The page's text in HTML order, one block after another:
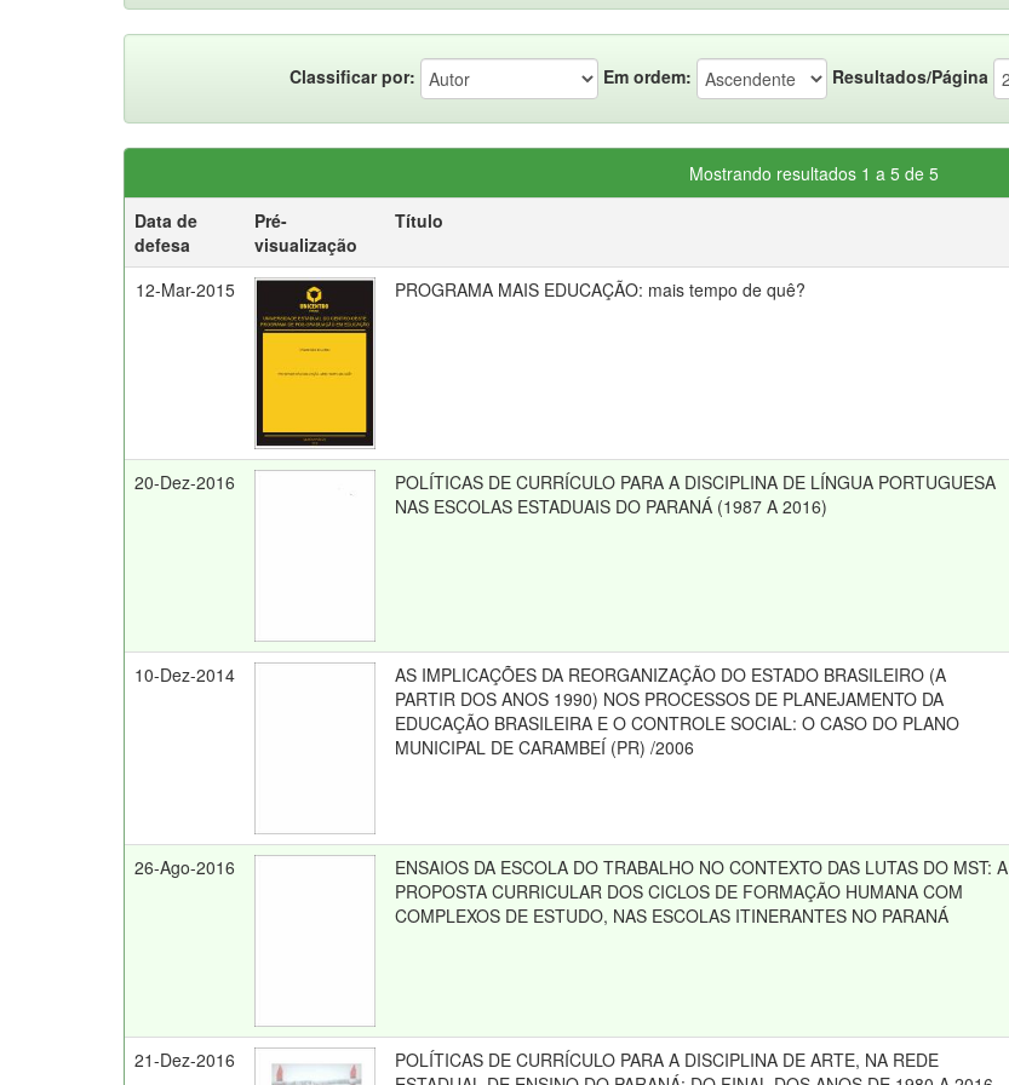
Classificar por: Em ordem: Resultados/Página
Mostrando resultados 1 a 5 de 5
Data de
defesa
Pré-
visualização
Título
12-Mar-2015
PROGRAMA MAIS EDUCAÇÃO: mais tempo de quê?
20-Dez-2016
POLÍTICAS DE CURRÍCULO PARA A DISCIPLINA DE LÍNGUA PORTUGUESA
NAS ESCOLAS ESTADUAIS DO PARANÁ (1987 A 2016)
10-Dez-2014
AS IMPLICAÇÕES DA REORGANIZAÇÃO DO ESTADO BRASILEIRO (A
PARTIR DOS ANOS 1990) NOS PROCESSOS DE PLANEJAMENTO DA
EDUCAÇÃO BRASILEIRA E O CONTROLE SOCIAL: O CASO DO PLANO
MUNICIPAL DE CARAMBEÍ (PR) /2006
26-Ago-2016
ENSAIOS DA ESCOLA DO TRABALHO NO CONTEXTO DAS LUTAS DO MST: A
PROPOSTA CURRICULAR DOS CICLOS DE FORMAÇÃO HUMANA COM
COMPLEXOS DE ESTUDO, NAS ESCOLAS ITINERANTES NO PARANÁ
21-Dez-2016
POLÍTICAS DE CURRÍCULO PARA A DISCIPLINA DE ARTE, NA REDE